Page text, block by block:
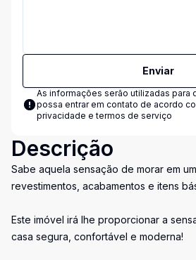
Enviar
As informações serão utilizadas para
possa entrar em contato de acordo
privacidade e termos de serviço
Descrição
Sabe aquela sensação de morar em
revestimentos, acabamentos e itens
Este imóvel irá lhe proporcionar a
casa segura, confortável e moderna!